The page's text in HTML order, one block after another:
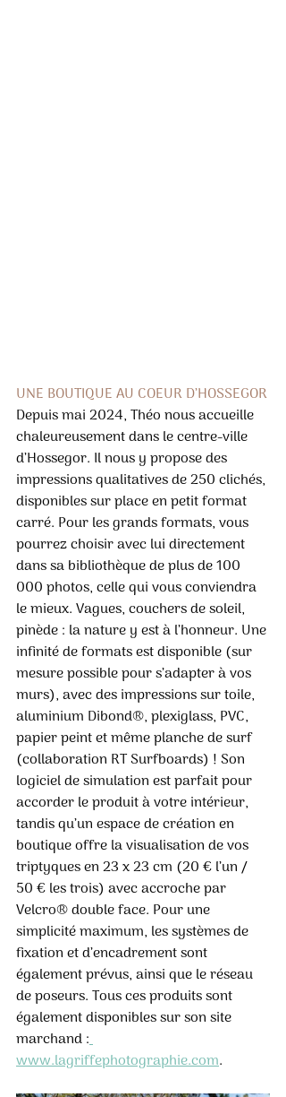
UNE BOUTIQUE AU COEUR D’HOSSEGOR
Depuis mai 2024, Théo nous accueille
chaleureusement dans le centre-ville
d’Hossegor. Il nous y propose des
impressions qualitatives de 250 clichés,
disponibles sur place en petit format
carré. Pour les grands formats, vous
pourrez choisir avec lui directement
dans sa bibliothèque de plus de 100
000 photos, celle qui vous conviendra
le mieux. Vagues, couchers de soleil,
pinède : la nature y est à l’honneur. Une
infinité de formats est disponible (sur
mesure possible pour s’adapter à vos
murs), avec des impressions sur toile,
aluminium Dibond®, plexiglass, PVC,
papier peint et même planche de surf
(collaboration RT Surfboards) ! Son
logiciel de simulation est parfait pour
accorder le produit à votre intérieur,
tandis qu’un espace de création en
boutique offre la visualisation de vos
triptyques en 23 x 23 cm (20 € l’un /
50 € les trois) avec accroche par
Velcro® double face. Pour une
simplicité maximum, les systèmes de
fixation et d’encadrement sont
également prévus, ainsi que le réseau
de poseurs. Tous ces produits sont
également disponibles sur son site
marchand :
www.lagriffephotographie.com.